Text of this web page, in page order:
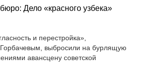
Дело «красного узбека»
и перестройка»,
выбросили на бурлящую
авансцену советской